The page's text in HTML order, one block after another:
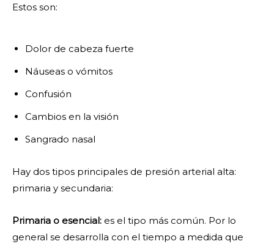
Estos son:
Dolor de cabeza fuerte
Náuseas o vómitos
Confusión
Cambios en la visión
Sangrado nasal
Hay dos tipos principales de presión arterial alta:
primaria y secundaria:
Primaria o esencial: es el tipo más común. Por lo
general se desarrolla con el tiempo a medida que